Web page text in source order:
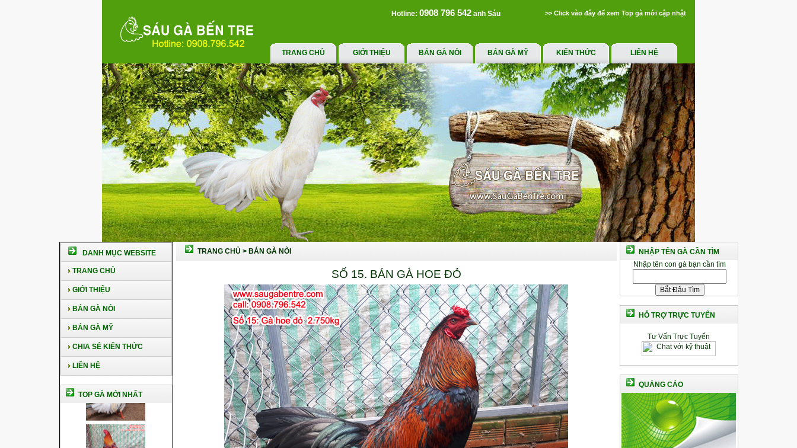
Hotline: 0908 796 542 anh Sáu >> Click vào đây để xem Top gà mới cập nhật
TRANG CHỦ GIỚI THIỆU BÁN GÀ NÒI BÁN GÀ MỸ KIẾN THỨC LIÊN HỆ
DANH MỤC WEBSITE
TRANG CHỦ
GIỚI THIỆU
BÁN GÀ NÒI
BÁN GÀ MỸ
CHIA SẺ KIẾN THỨC
LIÊN HỆ
TOP GÀ MỚI NHẤT
TRANG CHỦ > BÁN GÀ NÒI
SỐ 15. BÁN GÀ HOE ĐỎ
NHẬP TÊN GÀ CẦN TÌM
Nhập tên con gà bạn cần tìm
HỖ TRỢ TRỰC TUYẾN
Tư Vấn Trực Tuyến
QUẢNG CÁO